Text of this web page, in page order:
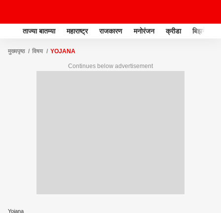
ताज्या बातम्या महाराष्ट्र राजकारण मनोरंजन क्रीडा बिझनेस
मुख्यपृष्ठ विषय YOJANA
Continues below advertisement
Yojana